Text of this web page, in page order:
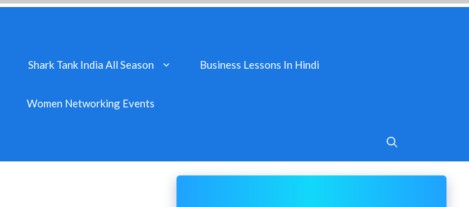
Shark Tank India All Season Business Lessons In Hindi
Women Networking Events